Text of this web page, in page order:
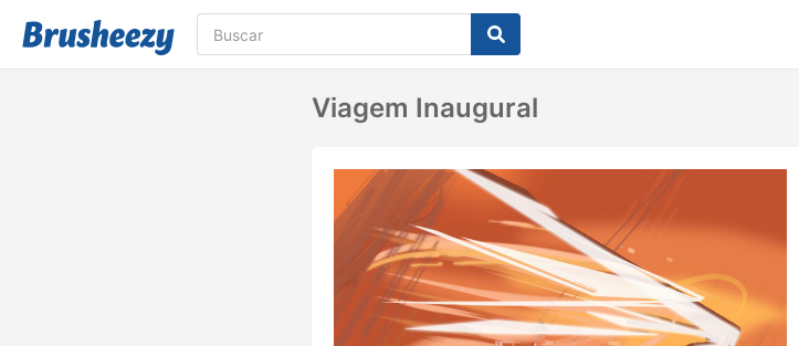
Viagem Inaugural